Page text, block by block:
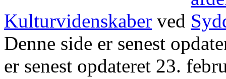
Kulturvidenskaber ved
Denne side er senest
er senest opdateret 23.